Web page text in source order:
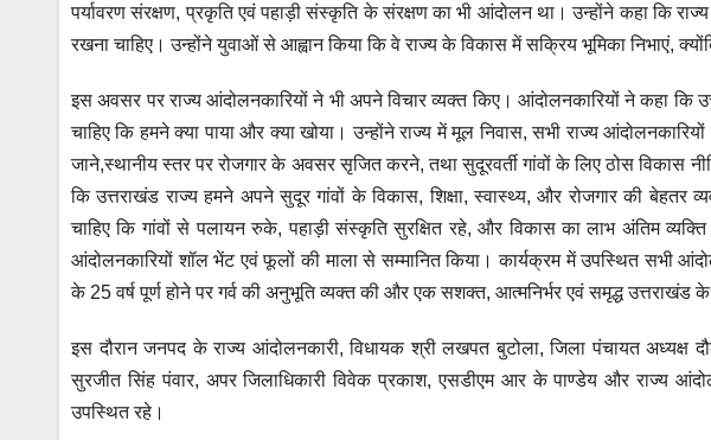
पर्यावरण संरक्षण, प्रकृति एवं पहाड़ी संस्कृति के संरक्षण का भी आंदोलन था। उन्होंने कहा कि
रखना चाहिए। उन्होंने युवाओं से आह्वान किया कि वे राज्य के विकास में सक्रिय भूमिका निभाएं,
इस अवसर पर राज्य आंदोलनकारियों ने भी अपने विचार व्यक्त किए। आंदोलनकारियों ने कहा कि
चाहिए कि हमने क्या पाया और क्या खोया। उन्होंने राज्य में मूल निवास, सभी राज्य
जाने,स्थानीय स्तर पर रोजगार के अवसर सृजित करने, तथा सुदूरवर्ती गांवों के लिए ठोस विकास
कि उत्तराखंड राज्य हमने अपने सुदूर गांवों के विकास, शिक्षा, स्वास्थ्य, और रोजगार की बेहतर
चाहिए कि गांवों से पलायन रुके, पहाड़ी संस्कृति सुरक्षित रहे, और विकास का लाभ अंतिम
आंदोलनकारियों शॉल भेंट एवं फूलों की माला से सम्मानित किया। कार्यक्रम में उपस्थित सभी
के 25 वर्ष पूर्ण होने पर गर्व की अनुभूति व्यक्त की और एक सशक्त, आत्मनिर्भर एवं समृद्ध उत्तराखंड के
इस दौरान जनपद के राज्य आंदोलनकारी, विधायक श्री लखपत बुटोला, जिला पंचायत अध्यक्ष
सुरजीत सिंह पंवार, अपर जिलाधिकारी विवेक प्रकाश, एसडीएम आर के पाण्डेय और राज्य
उपस्थित रहे।